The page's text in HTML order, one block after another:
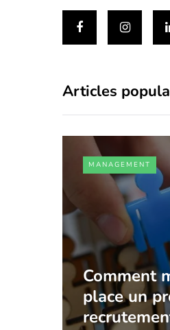
Articles
MANAGEMENT
Comment
place un